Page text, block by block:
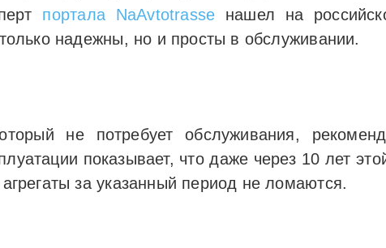
портала NaAvtotrasse нашел на
надежны, но и просты в обслуживании.
не потребует обслуживания,
показывает, что даже через 10 лет
за указанный период не ломаются.